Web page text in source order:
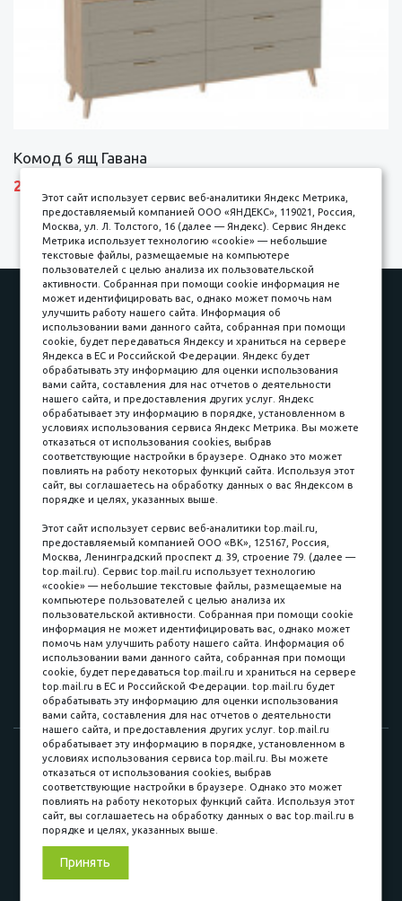
Комод 6 ящ Гавана
27690 р.
Наши работы
Оплата
Доставка и сборка
Гарантии
Карьера в компании
Контакты
Принимаем к оплате
Наличные
пл. Соляная, 6, стр. 16
8 (3822) 60-70-30
8 (3822) 50-39-09
8 (3822) 22-77-68
8 (3822) 50-48-50
8 (3822) 65-42-10
© 2015-2026. Компания «Мебельный куб».
ИП Саворенко Валерий Александрович. Россия, г. Томск, пл.
Соляная, 6 стр. 16, Цокольный этаж
Этот сайт использует сервис веб-аналитики Яндекс Метрика,
предоставляемый компанией ООО «ЯНДЕКС», 119021, Россия,
Москва, ул. Л. Толстого, 16 (далее — Яндекс). Сервис Яндекс
Метрика использует технологию «cookie» — небольшие
текстовые файлы, размещаемые на компьютере
пользователей с целью анализа их пользовательской
активности. Собранная при помощи cookie информация не
может идентифицировать вас, однако может помочь нам
улучшить работу нашего сайта. Информация об
использовании вами данного сайта, собранная при помощи
cookie, будет передаваться Яндексу и храниться на сервере
Яндекса в ЕС и Российской Федерации. Яндекс будет
обрабатывать эту информацию для оценки использования
вами сайта, составления для нас отчетов о деятельности
нашего сайта, и предоставления других услуг. Яндекс
обрабатывает эту информацию в порядке, установленном в
условиях использования сервиса Яндекс Метрика. Вы можете
отказаться от использования cookies, выбрав
соответствующие настройки в браузере. Однако это может
повлиять на работу некоторых функций сайта. Используя этот
сайт, вы соглашаетесь на обработку данных о вас Яндексом в
порядке и целях, указанных выше.
Этот сайт использует сервис веб-аналитики top.mail.ru,
предоставляемый компанией ООО «ВК», 125167, Россия,
Москва, Ленинградский проспект д. 39, строение 79. (далее —
top.mail.ru). Сервис top.mail.ru использует технологию
«cookie» — небольшие текстовые файлы, размещаемые на
компьютере пользователей с целью анализа их
пользовательской активности. Собранная при помощи cookie
информация не может идентифицировать вас, однако может
помочь нам улучшить работу нашего сайта. Информация об
использовании вами данного сайта, собранная при помощи
cookie, будет передаваться top.mail.ru и храниться на сервере
top.mail.ru в ЕС и Российской Федерации. top.mail.ru будет
обрабатывать эту информацию для оценки использования
вами сайта, составления для нас отчетов о деятельности
нашего сайта, и предоставления других услуг. top.mail.ru
обрабатывает эту информацию в порядке, установленном в
условиях использования сервиса top.mail.ru. Вы можете
отказаться от использования cookies, выбрав
соответствующие настройки в браузере. Однако это может
повлиять на работу некоторых функций сайта. Используя этот
сайт, вы соглашаетесь на обработку данных о вас top.mail.ru в
порядке и целях, указанных выше.
Принять